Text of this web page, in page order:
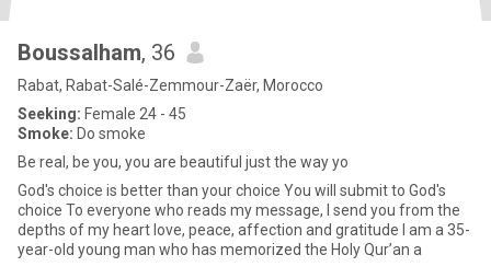
Boussalham, 36
Rabat, Rabat-Salé-Zemmour-Zaër, Morocco
Seeking: Female 24 - 45
Smoke: Do smoke
Be real, be you, you are beautiful just the way yo
God's choice is better than your choice You will submit to God's
choice To everyone who reads my message, I send you from the
depths of my heart love, peace, affection and gratitude I am a 35-
year-old young man who has memorized the Holy Qur’an a